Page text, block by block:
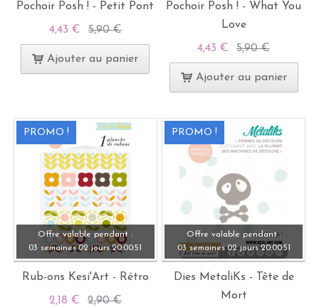
Pochoir Posh ! - Petit Pont
4,43 € 5,90 €
Ajouter au panier
Pochoir Posh ! - What You
Love
4,43 € 5,90 €
Ajouter au panier
PROMO !
Offre valable pendant :
03 semaines 02 jours 20:00:49
Rub-ons Kesi'Art - Rétro
2,18 € 2,90 €
PROMO !
Offre valable pendant :
03 semaines 02 jours 20:00:49
Dies MetaliKs - Tête de
Mort